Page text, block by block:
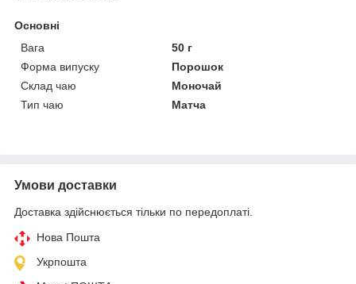
Основні
Вага
50 г
Форма випуску
Порошок
Склад чаю
Моночай
Тип чаю
Матча
Умови доставки
Доставка здійснюється тільки по передоплаті.
Нова Пошта
Укрпошта